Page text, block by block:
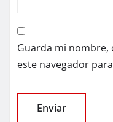
Guarda mi nombre,
este navegador